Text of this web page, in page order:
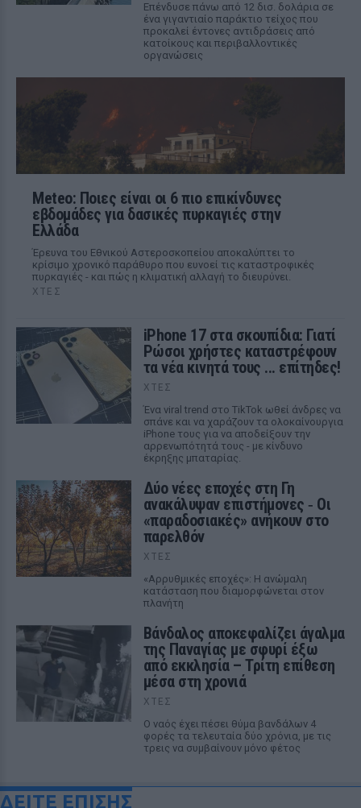
Επένδυσε πάνω από 12 δισ. δολάρια σε
ένα γιγαντιαίο παράκτιο τείχος που
προκαλεί έντονες αντιδράσεις από
κατοίκους και περιβαλλοντικές
οργανώσεις
Meteo: Ποιες είναι οι 6 πιο επικίνδυνες
εβδομάδες για δασικές πυρκαγιές στην
Ελλάδα
Έρευνα του Εθνικού Αστεροσκοπείου αποκαλύπτει το
κρίσιμο χρονικό παράθυρο που ευνοεί τις καταστροφικές
πυρκαγιές - και πώς η κλιματική αλλαγή το διευρύνει.
ΧΤΕΣ
iPhone 17 στα σκουπίδια: Γιατί
Ρώσοι χρήστες καταστρέφουν
τα νέα κινητά τους ... επίτηδες!
ΧΤΕΣ
Ένα viral trend στο TikTok ωθεί άνδρες να
σπάνε και να χαράζουν τα ολοκαίνουργια
iPhone τους για να αποδείξουν την
αρρενωπότητά τους - με κίνδυνο
έκρηξης μπαταρίας.
Δύο νέες εποχές στη Γη
ανακάλυψαν επιστήμονες ‑ Oι
«παραδοσιακές» ανήκουν στο
παρελθόν
ΧΤΕΣ
«Αρρυθμικές εποχές»: Η ανώμαλη
κατάσταση που διαμορφώνεται στον
πλανήτη
Βάνδαλος αποκεφαλίζει άγαλμα
της Παναγίας με σφυρί έξω
από εκκλησία – Τρίτη επίθεση
μέσα στη χρονιά
ΧΤΕΣ
Ο ναός έχει πέσει θύμα βανδάλων 4
φορές τα τελευταία δύο χρόνια, με τις
τρεις να συμβαίνουν μόνο φέτος
ΔΕΙΤΕ ΕΠΙΣΗΣ